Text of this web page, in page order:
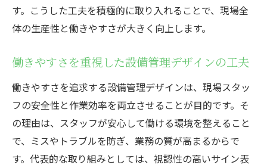
す。こうした工夫を積極的に取り入れることで、現場全
体の生産性と働きやすさが大きく向上します。
働きやすさを重視した設備管理デザインの工夫
働きやすさを追求する設備管理デザインは、現場スタッ
フの安全性と作業効率を両立させることが目的です。そ
の理由は、スタッフが安心して働ける環境を整えること
で、ミスやトラブルを防ぎ、業務の質が高まるからで
す。代表的な取り組みとしては、視認性の高いサイン表